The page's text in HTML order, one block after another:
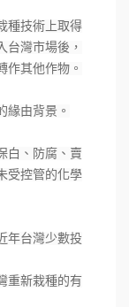
種技術上取得
台灣市場後，
作其他作物。
緣由背景。
白、防腐、賣
受控管的化學
年台灣少數投
重新栽種的有